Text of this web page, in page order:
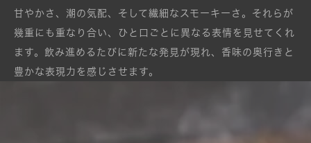
甘やかさ、潮の気配、そして繊細なスモーキーさ。それらが
幾重にも重なり合い、ひと口ごとに異なる表情を見せてくれ
ます。 飲み進めるたびに新たな発見が現れ、香味の奥行きと
豊かな表現力を感じさせます。